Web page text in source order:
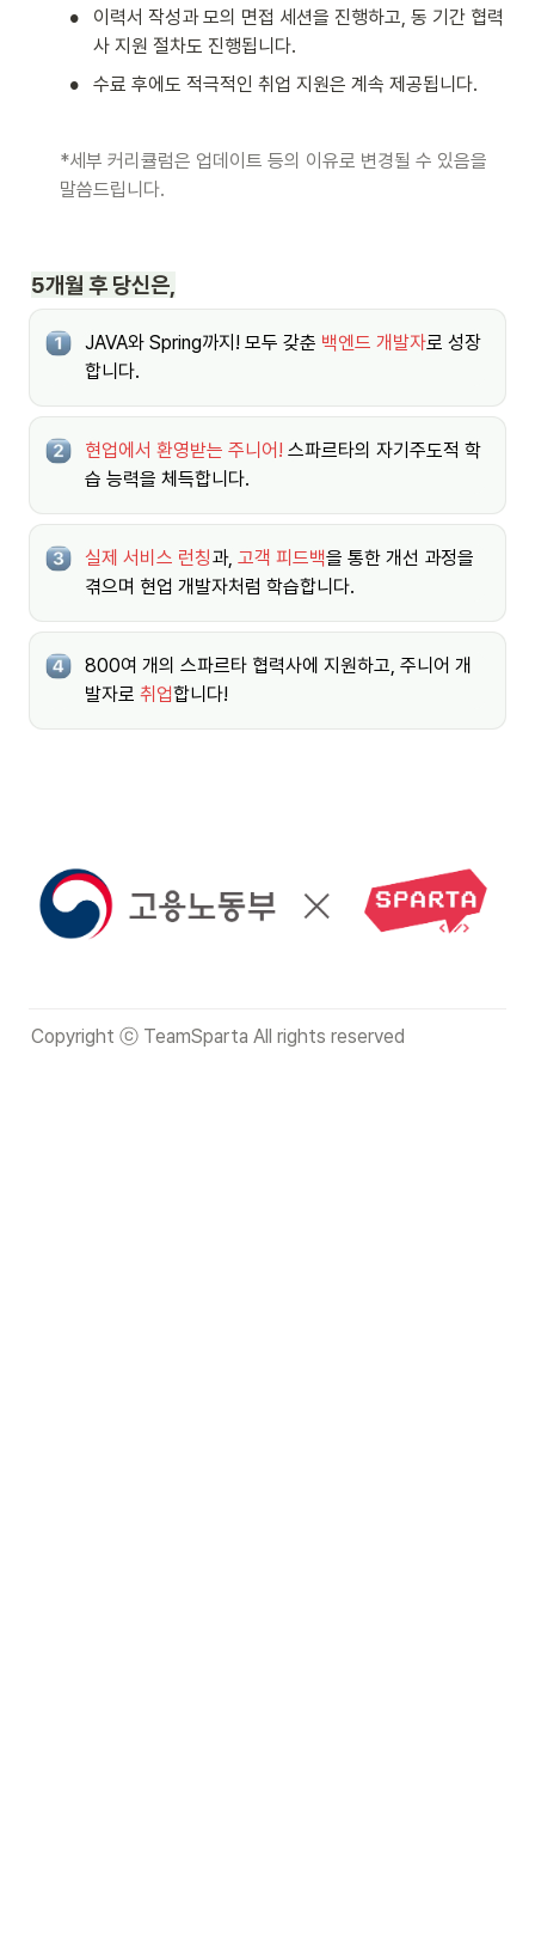
•
이력서 작성과 모의 면접 세션을 진행하고, 동 기간 협력
사 지원 절차도 진행됩니다.
• 수료 후에도 적극적인 취업 지원은 계속 제공됩니다.
*세부 커리큘럼은 업데이트 등의 이유로 변경될 수 있음을
말씀드립니다.
5개월 후 당신은,
JAVA와 Spring까지! 모두 갖춘 백엔드 개발자로 성장
합니다.
현업에서 환영받는 주니어! 스파르타의 자기주도적 학
습 능력을 체득합니다.
실제 서비스 런칭과, 고객 피드백을 통한 개선 과정을
겪으며 현업 개발자처럼 학습합니다.
800여 개의 스파르타 협력사에 지원하고, 주니어 개
발자로 취업합니다!
Copyright ⓒ TeamSparta All rights reserved